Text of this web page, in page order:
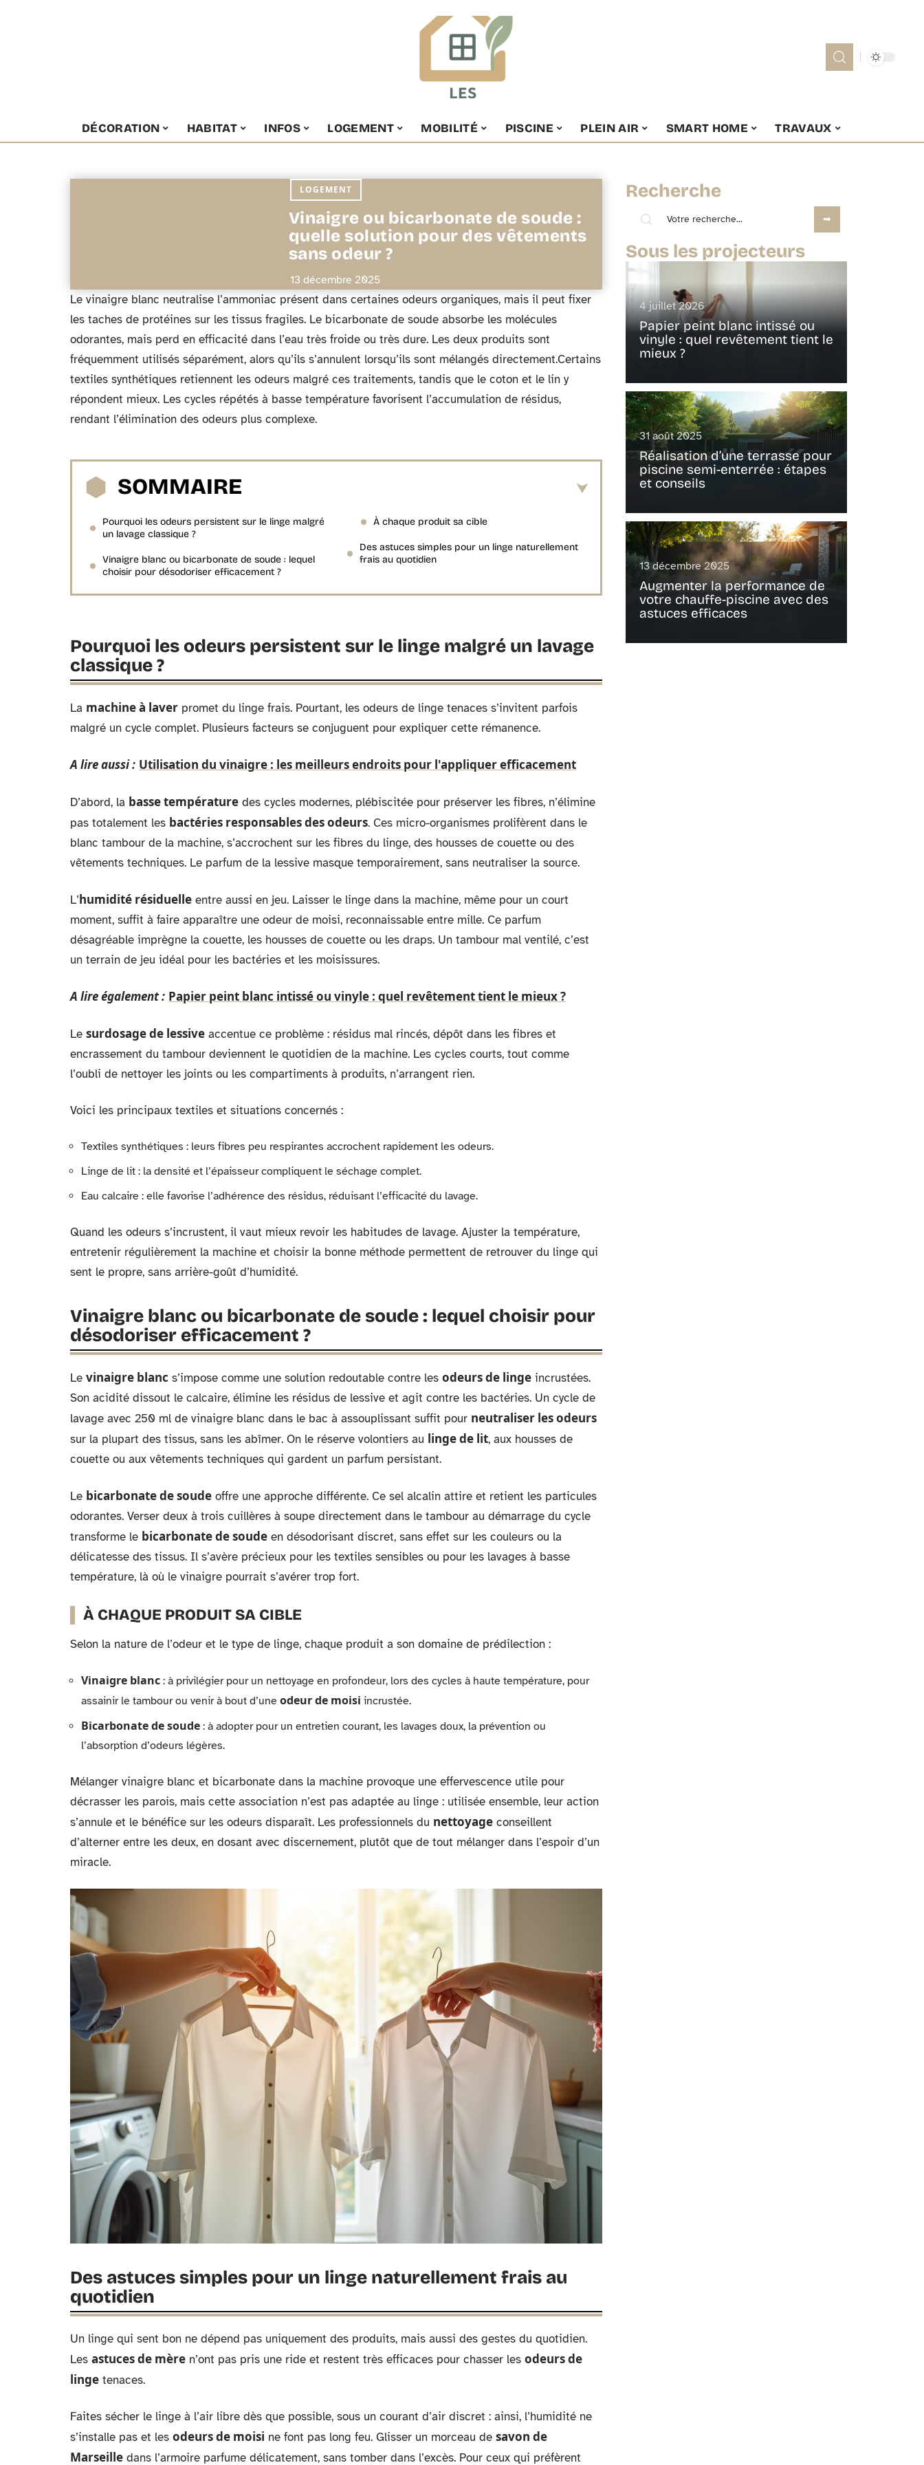
DÉCORATION HABITAT INFOS LOGEMENT MOBILITÉ PISCINE PLEIN AIR SMART HOME TRAVAUX
LOGEMENT
Vinaigre ou bicarbonate de soude :
quelle solution pour des vêtements
sans odeur ?
13 décembre 2025
Le vinaigre blanc neutralise l’ammoniac présent dans certaines odeurs organiques, mais il peut fixer
les taches de protéines sur les tissus fragiles. Le bicarbonate de soude absorbe les molécules
odorantes, mais perd en efficacité dans l’eau très froide ou très dure. Les deux produits sont
fréquemment utilisés séparément, alors qu’ils s’annulent lorsqu’ils sont mélangés directement.Certains
textiles synthétiques retiennent les odeurs malgré ces traitements, tandis que le coton et le lin y
répondent mieux. Les cycles répétés à basse température favorisent l’accumulation de résidus,
rendant l’élimination des odeurs plus complexe.
SOMMAIRE
Pourquoi les odeurs persistent sur le linge malgré
un lavage classique ?
Vinaigre blanc ou bicarbonate de soude : lequel
choisir pour désodoriser efficacement ?
À chaque produit sa cible
Des astuces simples pour un linge naturellement
frais au quotidien
Pourquoi les odeurs persistent sur le linge malgré un lavage
classique ?
La machine à laver promet du linge frais. Pourtant, les odeurs de linge tenaces s’invitent parfois
malgré un cycle complet. Plusieurs facteurs se conjuguent pour expliquer cette rémanence.
A lire aussi : Utilisation du vinaigre : les meilleurs endroits pour l'appliquer efficacement
D’abord, la basse température des cycles modernes, plébiscitée pour préserver les fibres, n’élimine
pas totalement les bactéries responsables des odeurs. Ces micro-organismes prolifèrent dans le
blanc tambour de la machine, s’accrochent sur les fibres du linge, des housses de couette ou des
vêtements techniques. Le parfum de la lessive masque temporairement, sans neutraliser la source.
L’humidité résiduelle entre aussi en jeu. Laisser le linge dans la machine, même pour un court
moment, suffit à faire apparaître une odeur de moisi, reconnaissable entre mille. Ce parfum
désagréable imprègne la couette, les housses de couette ou les draps. Un tambour mal ventilé, c’est
un terrain de jeu idéal pour les bactéries et les moisissures.
A lire également : Papier peint blanc intissé ou vinyle : quel revêtement tient le mieux ?
Le surdosage de lessive accentue ce problème : résidus mal rincés, dépôt dans les fibres et
encrassement du tambour deviennent le quotidien de la machine. Les cycles courts, tout comme
l’oubli de nettoyer les joints ou les compartiments à produits, n’arrangent rien.
Voici les principaux textiles et situations concernés :
Textiles synthétiques : leurs fibres peu respirantes accrochent rapidement les odeurs.
Linge de lit : la densité et l’épaisseur compliquent le séchage complet.
Eau calcaire : elle favorise l’adhérence des résidus, réduisant l’efficacité du lavage.
Quand les odeurs s’incrustent, il vaut mieux revoir les habitudes de lavage. Ajuster la température,
entretenir régulièrement la machine et choisir la bonne méthode permettent de retrouver du linge qui
sent le propre, sans arrière-goût d’humidité.
Vinaigre blanc ou bicarbonate de soude : lequel choisir pour
désodoriser efficacement ?
Le vinaigre blanc s’impose comme une solution redoutable contre les odeurs de linge incrustées.
Son acidité dissout le calcaire, élimine les résidus de lessive et agit contre les bactéries. Un cycle de
lavage avec 250 ml de vinaigre blanc dans le bac à assouplissant suffit pour neutraliser les odeurs
sur la plupart des tissus, sans les abîmer. On le réserve volontiers au linge de lit, aux housses de
couette ou aux vêtements techniques qui gardent un parfum persistant.
Le bicarbonate de soude offre une approche différente. Ce sel alcalin attire et retient les particules
odorantes. Verser deux à trois cuillères à soupe directement dans le tambour au démarrage du cycle
transforme le bicarbonate de soude en désodorisant discret, sans effet sur les couleurs ou la
délicatesse des tissus. Il s’avère précieux pour les textiles sensibles ou pour les lavages à basse
température, là où le vinaigre pourrait s’avérer trop fort.
À CHAQUE PRODUIT SA CIBLE
Selon la nature de l’odeur et le type de linge, chaque produit a son domaine de prédilection :
Vinaigre blanc : à privilégier pour un nettoyage en profondeur, lors des cycles à haute température, pour
assainir le tambour ou venir à bout d’une odeur de moisi incrustée.
Bicarbonate de soude : à adopter pour un entretien courant, les lavages doux, la prévention ou
l’absorption d’odeurs légères.
Mélanger vinaigre blanc et bicarbonate dans la machine provoque une effervescence utile pour
décrasser les parois, mais cette association n’est pas adaptée au linge : utilisée ensemble, leur action
s’annule et le bénéfice sur les odeurs disparaît. Les professionnels du nettoyage conseillent
d’alterner entre les deux, en dosant avec discernement, plutôt que de tout mélanger dans l’espoir d’un
miracle.
Des astuces simples pour un linge naturellement frais au
quotidien
Un linge qui sent bon ne dépend pas uniquement des produits, mais aussi des gestes du quotidien.
Les astuces de mère n’ont pas pris une ride et restent très efficaces pour chasser les odeurs de
linge tenaces.
Faites sécher le linge à l’air libre dès que possible, sous un courant d’air discret : ainsi, l’humidité ne
s’installe pas et les odeurs de moisi ne font pas long feu. Glisser un morceau de savon de
Marseille dans l’armoire parfume délicatement, sans tomber dans l’excès. Pour ceux qui préfèrent
Recherche
Sous les projecteurs
4 juillet 2026
Papier peint blanc intissé ou
vinyle : quel revêtement tient le
mieux ?
31 août 2025
Réalisation d’une terrasse pour
piscine semi-enterrée : étapes
et conseils
13 décembre 2025
Augmenter la performance de
votre chauffe-piscine avec des
astuces efficaces